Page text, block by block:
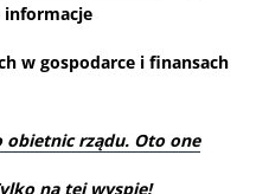
informacje
w gospodarce i finansach
obietnic rządu. Oto one
na tej wyspie!